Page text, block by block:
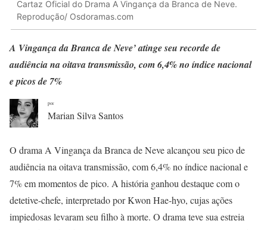
Cartaz Oficial do Drama A Vingança da Branca de Neve.
Reprodução/ Osdoramas.com
A Vingança da Branca de Neve’ atinge seu recorde de
audiência na oitava transmissão, com 6,4% no índice nacional
e picos de 7%
por
Marian Silva Santos
O drama A Vingança da Branca de Neve alcançou seu pico de
audiência na oitava transmissão, com 6,4% no índice nacional e
7% em momentos de pico. A história ganhou destaque com o
detetive-chefe, interpretado por Kwon Hae-hyo, cujas ações
impiedosas levaram seu filho à morte. O drama teve sua estreia